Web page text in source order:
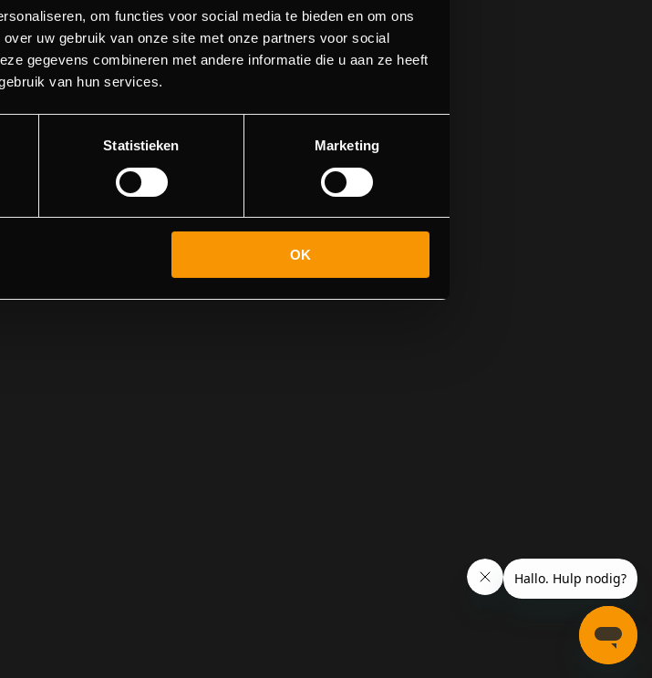
om functies voor social media te bieden en om ons
uw gebruik van onze site met onze partners voor social
gegevens combineren met andere informatie die u aan ze heeft
van hun services.
Statistieken Marketing
OK
niet gevonden
waar je naartoe wilde niet vinden.
de hoofdpagina